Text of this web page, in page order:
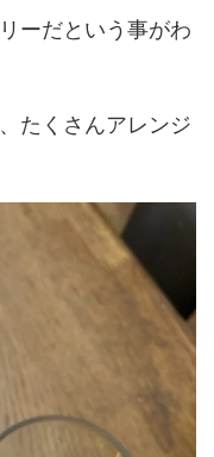
ーだという事がわ
たくさんアレンジ